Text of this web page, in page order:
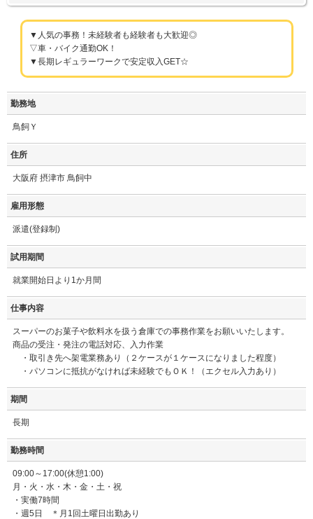
▼人気の事務！未経験者も経験者も大歓迎◎
▽車・バイク通勤OK！
▼長期レギュラーワークで安定収入GET☆
勤務地
鳥飼Ｙ
住所
大阪府 摂津市 鳥飼中
雇用形態
派遣(登録制)
試用期間
就業開始日より1か月間
仕事内容
スーパーのお菓子や飲料水を扱う倉庫での事務作業をお願いいたします。
商品の受注・発注の電話対応、入力作業
・取引き先へ架電業務あり（２ケースが１ケースになりました程度）
・パソコンに抵抗がなければ未経験でもＯＫ！（エクセル入力あり）
期間
長期
勤務時間
09:00～17:00(休憩1:00)
月・火・水・木・金・土・祝
・実働7時間
・週5日 ＊月1回土曜日出勤あり